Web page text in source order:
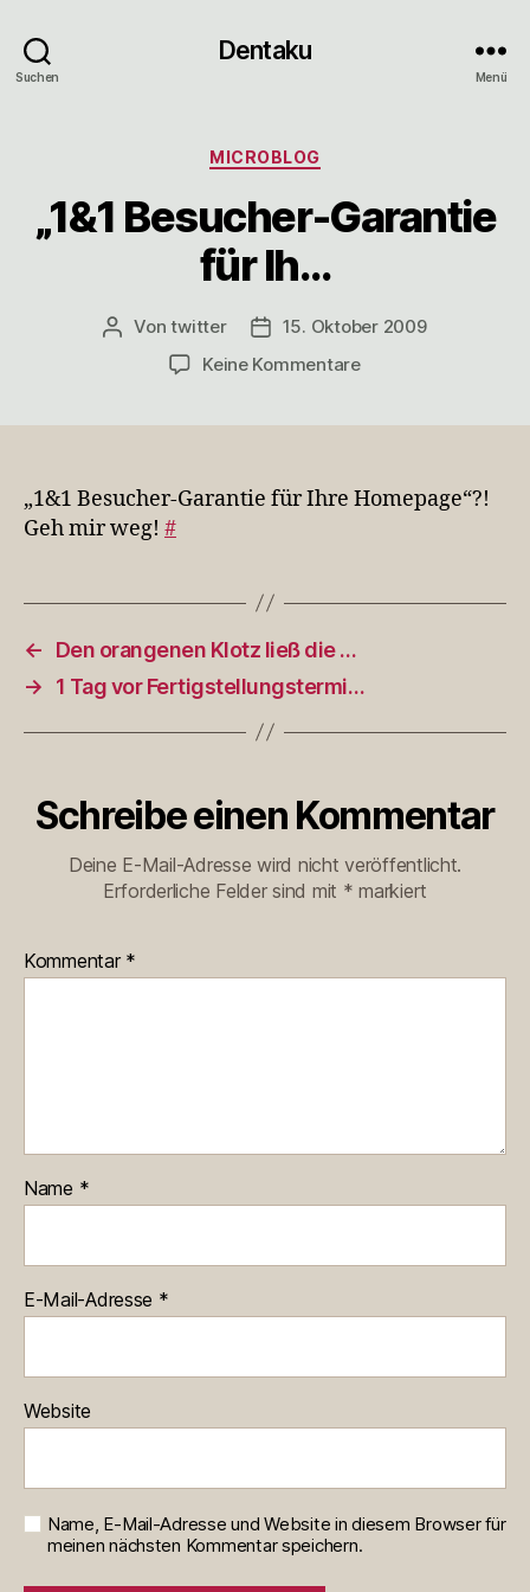
Suchen
Dentaku
Menü
Kategorien
MICROBLOG
„1&1 Besucher-Garantie
für Ih…
Beitragsautor
Vontwitter Veröffentlichungsdatum
15. Oktober 2009
Keine Kommentarezu
Ih…
„1&1 Besucher-Garantie für Ihre Homepage“?!
Geh mir weg! #
←
Den orangenen Klotz ließ die …
→
1 Tag vor Fertigstellungstermi…
Schreibe einen Kommentar
Deine E-Mail-Adresse wird nicht veröffentlicht.
Erforderliche Felder sind mit * markiert
Kommentar *
Name *
E-Mail-Adresse *
Website
Name, E-Mail-Adresse und Website in diesem Browser für
meinen nächsten Kommentar speichern.